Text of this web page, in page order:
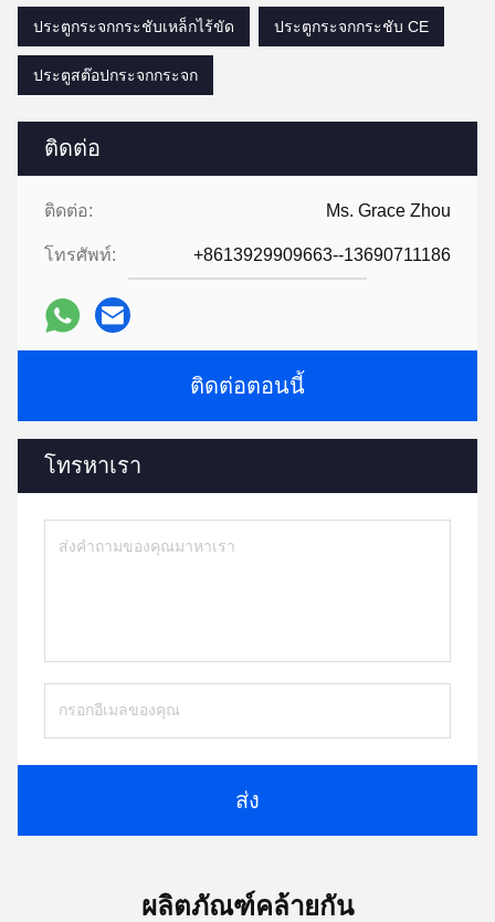
ติดต่อ
ติดต่อ: Ms. Grace Zhou
โทรศัพท์: +8613929909663--13690711186
ติดต่อตอนนี้
โทรหาเรา
ส่ง
ประตูกระจกกระชับเหล็กไร้ขัด ประตูกระจกกระชับ CE
ประตูสต๊อปกระจกกระจก
ผลิตภัณฑ์คล้ายกัน